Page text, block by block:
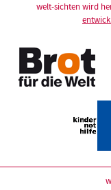
welt-sichten wird